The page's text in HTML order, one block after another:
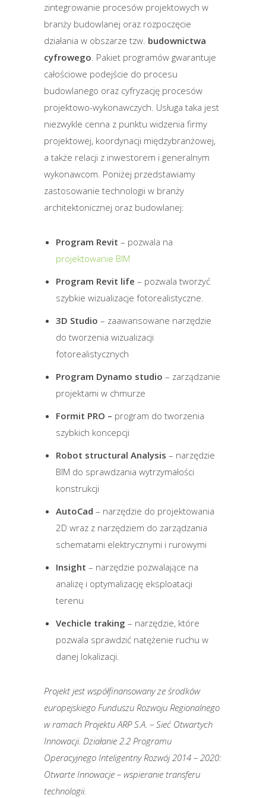
zintegrowanie procesów projektowych w
branży budowlanej oraz rozpoczęcie
działania w obszarze tzw. budownictwa
cyfrowego . Pakiet programów gwarantuje
całościowe podejście do procesu
budowlanego oraz cyfryzację procesów
projektowo-wykonawczych. Usługa taka jest
niezwykle cenna z punktu widzenia firmy
projektowej, koordynacji międzybranżowej,
a także relacji z inwestorem i generalnym
wykonawcom. Poniżej przedstawiamy
zastosowanie technologii w branży
architektonicznej oraz budowlanej:
Program Revit – pozwala na
projektowanie BIM
Program Revit life – pozwala tworzyć
szybkie wizualizacje fotorealistyczne.
3D Studio – zaawansowane narzędzie
do tworzenia wizualizacji
fotorealistycznych
Program Dynamo studio – zarządzanie
projektami w chmurze
Formit PRO – program do tworzenia
szybkich koncepcji
Robot structural Analysis – narzędzie
BIM do sprawdzania wytrzymałości
konstrukcji
AutoCad – narzędzie do projektowania
2D wraz z narzędziem do zarządzania
schematami elektrycznymi i rurowymi
Insight – narzędzie pozwalające na
analizę i optymalizację eksploatacji
terenu
Vechicle traking – narzędzie, które
pozwala sprawdzić natężenie ruchu w
danej lokalizacji.
Projekt jest współfinansowany ze środków
europejskiego Funduszu Rozwoju Regionalnego
w ramach Projektu ARP S.A. – Sieć Otwartych
Innowacji. Działanie 2.2 Programu
Operacyjnego Inteligentny Rozwój 2014 – 2020:
Otwarte Innowacje – wspieranie transferu
technologii.